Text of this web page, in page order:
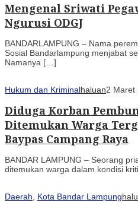
Mengenal Sriwati
Ngurusi ODGJ
BANDARLAMPUNG – Nama
Sosial Bandarlampung menjabat
Namanya […]
Hukum dan Kriminalhaluan2 Maret
Diduga Korban
Ditemukan Warga
Baypas Campang Raya
BANDAR LAMPUNG – Seorang
ditemukan warga dalam kondisi
Daerah Kota Bandar Lampung